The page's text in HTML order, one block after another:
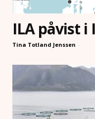
ILA påvist i
Tina Totland Jenssen -